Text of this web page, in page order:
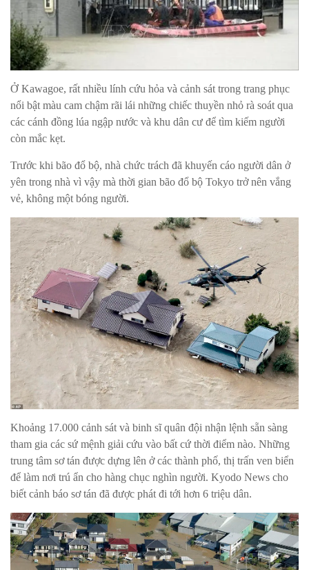
Ở Kawagoe, rất nhiều lính cứu hỏa và cảnh sát trong trang phục
nổi bật màu cam chậm rãi lái những chiếc thuyền nhỏ rà soát qua
các cánh đồng lúa ngập nước và khu dân cư để tìm kiếm người
còn mắc kẹt.
Trước khi bão đổ bộ, nhà chức trách đã khuyến cáo người dân ở
yên trong nhà vì vậy mà thời gian bão đổ bộ Tokyo trở nên vắng
vẻ, không một bóng người.
Khoảng 17.000 cảnh sát và binh sĩ quân đội nhận lệnh sẵn sàng
tham gia các sứ mệnh giải cứu vào bất cứ thời điểm nào. Những
trung tâm sơ tán được dựng lên ở các thành phố, thị trấn ven biển
để làm nơi trú ẩn cho hàng chục nghìn người. Kyodo News cho
biết cảnh báo sơ tán đã được phát đi tới hơn 6 triệu dân.